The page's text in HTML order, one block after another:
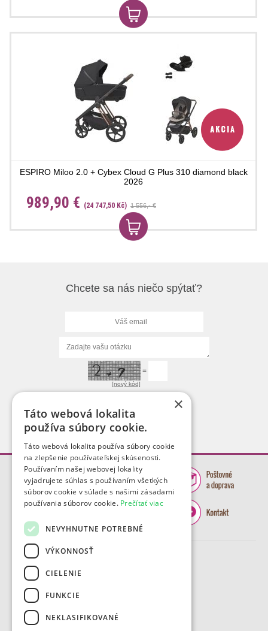
ESPIRO Miloo 2.0 + Cybex Cloud G Plus 310 diamond black
2026
989,90 € (24 747,50 Kč) 1 556,- €
Chcete sa nás niečo spýtať?
[nový kód]
=
×
Táto webová lokalita
používa súbory cookie.
Táto webová lokalita používa súbory cookie
na zlepšenie používateľskej skúsenosti.
Používaním našej webovej lokality
vyjadrujete súhlas s používaním všetkých
súborov cookie v súlade s našimi zásadami
používania súborov cookie. Prečítať viac
NEVYHNUTNE POTREBNÉ
VÝKONNOSŤ
CIELENIE
FUNKCIE
NEKLASIFIKOVANÉ